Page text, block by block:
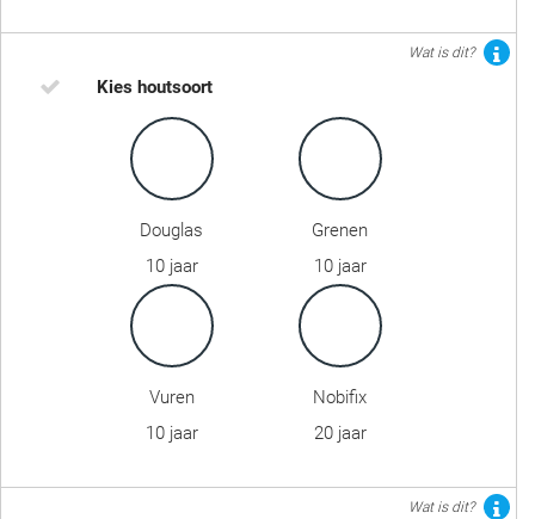
Wat is dit?
Kies houtsoort
Douglas
10 jaar
Grenen
10 jaar
Vuren
10 jaar
Nobifix
20 jaar
Wat is dit?